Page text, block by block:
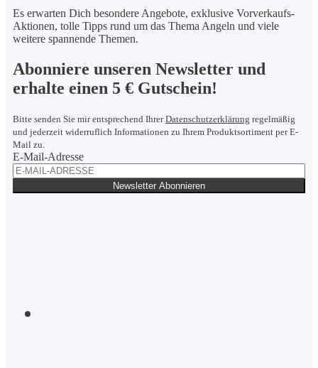
Es erwarten Dich besondere Angebote, exklusive Vorverkaufs-
Aktionen, tolle Tipps rund um das Thema Angeln und viele
weitere spannende Themen.
Abonniere unseren Newsletter und
erhalte einen 5 € Gutschein!
Bitte senden Sie mir entsprechend IhrerDatenschutzerklärung regelmäßig
und jederzeit widerruflich Informationen zu Ihrem Produktsortiment per E-
Mail zu.
E-Mail-Adresse
Newsletter Abonnieren